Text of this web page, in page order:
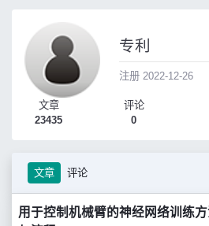
专利
注册 2022-12-26
文章
23435
评论
0
文章 评论
用于控制机械臂的神经网络训练